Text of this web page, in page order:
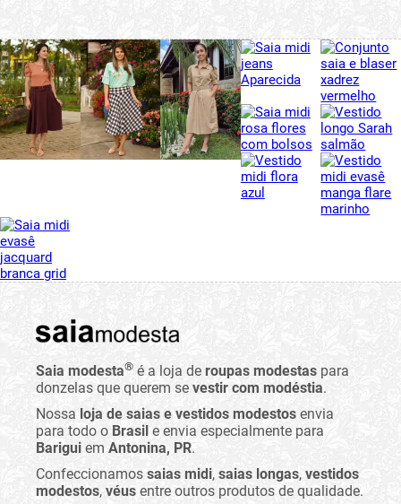
Saia modesta® é a loja de roupas modestas para
donzelas que querem se vestir com modéstia.
Nossa loja de saias e vestidos modestos envia
para todo o Brasil e envia especialmente para
Barigui em Antonina, PR.
Confeccionamos saias midi, saias longas, vestidos
modestos, véus entre outros produtos de qualidade.